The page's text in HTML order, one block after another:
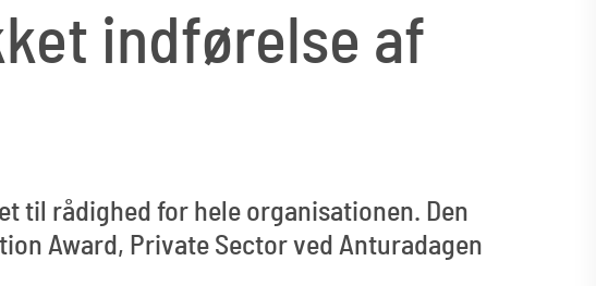
indførelse af
til rådighed for hele organisationen. Den
Award, Private Sector ved Anturadagen